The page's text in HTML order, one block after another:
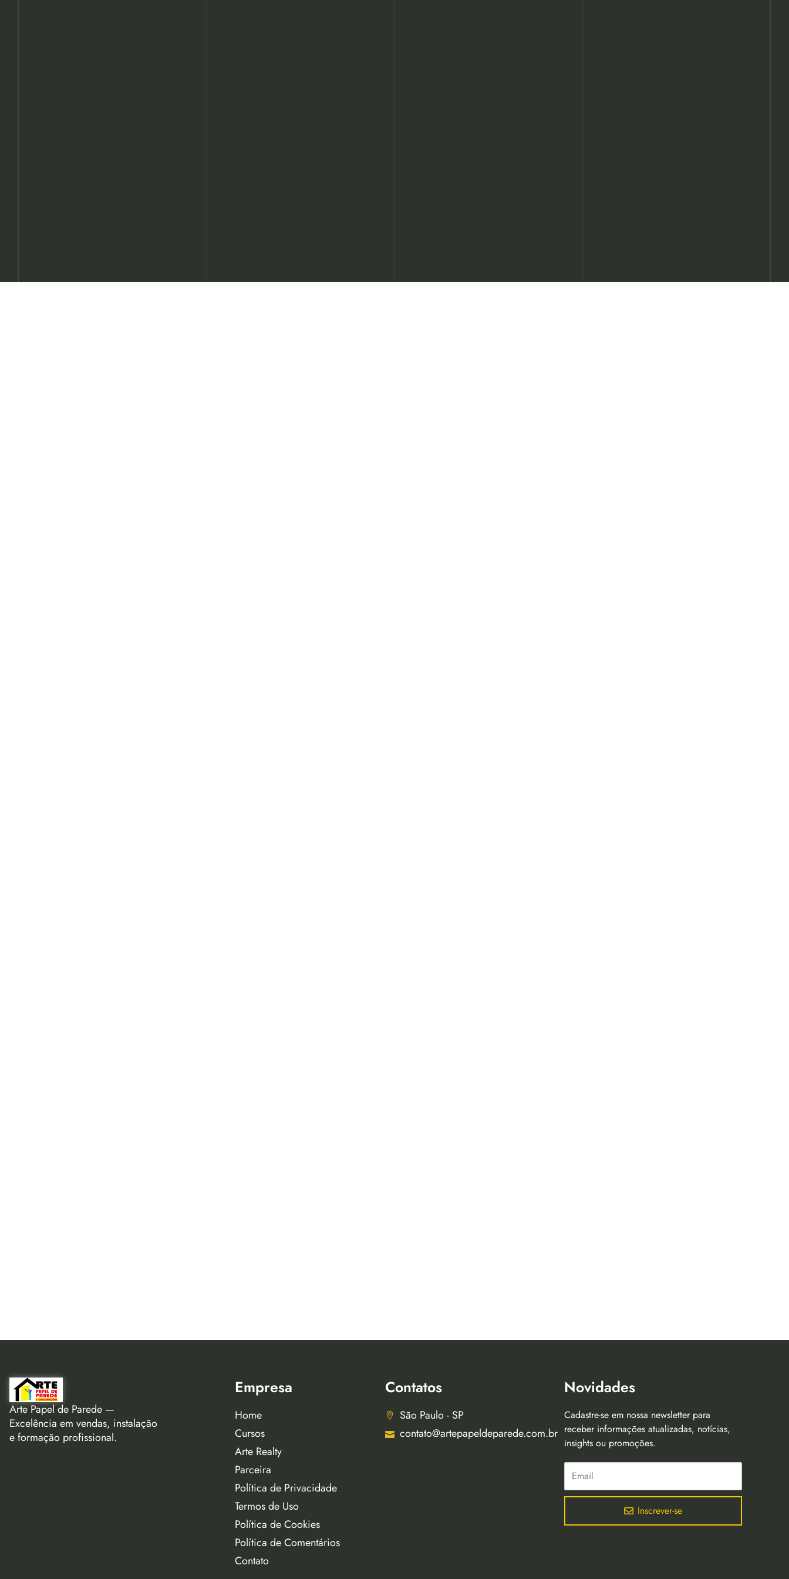
Arte Papel de Parede —
Excelência em vendas, instalação
e formação profissional.
Empresa
Home
Cursos
Arte Realty
Parceira
Política de Privacidade
Termos de Uso
Política de Cookies
Política de Comentários
Contato
Contatos
São Paulo - SP
contato@artepapeldeparede.com.br
Novidades
Cadastre-se em nossa newsletter para
receber informações atualizadas, notícias,
insights ou promoções.
Inscrever-se